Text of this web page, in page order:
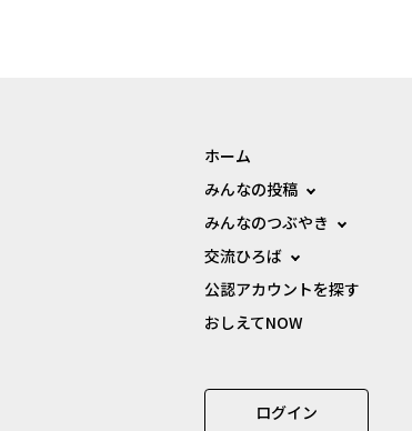
ホーム
みんなの投稿
みんなのつぶやき
交流ひろば
公認アカウントを探す
おしえてNOW
ログイン